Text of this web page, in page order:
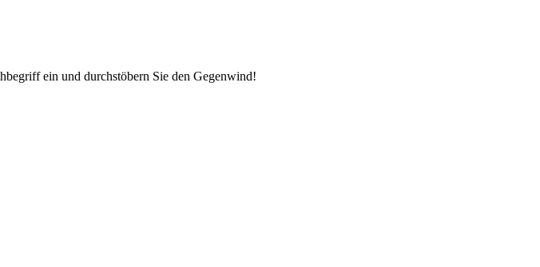
ein und durchstöbern Sie den Gegenwind!